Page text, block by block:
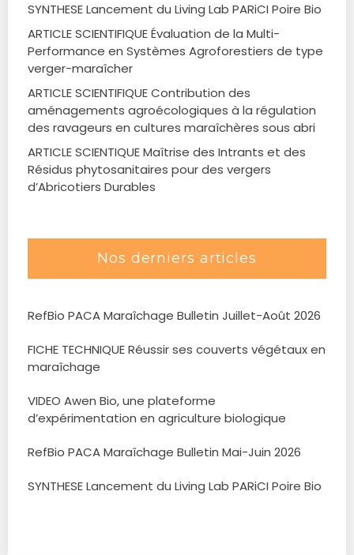
SYNTHESE Lancement du Living Lab PARiCI Poire Bio
ARTICLE SCIENTIFIQUE Évaluation de la Multi-
Performance en Systèmes Agroforestiers de type
verger-maraîcher
ARTICLE SCIENTIFIQUE Contribution des
aménagements agroécologiques à la régulation
des ravageurs en cultures maraîchères sous abri
ARTICLE SCIENTIQUE Maîtrise des Intrants et des
Résidus phytosanitaires pour des vergers
d’Abricotiers Durables
Nos derniers articles
RefBio PACA Maraîchage Bulletin Juillet-Août 2026
FICHE TECHNIQUE Réussir ses couverts végétaux en
maraîchage
VIDEO Awen Bio, une plateforme
d’expérimentation en agriculture biologique
RefBio PACA Maraîchage Bulletin Mai-Juin 2026
SYNTHESE Lancement du Living Lab PARiCI Poire Bio